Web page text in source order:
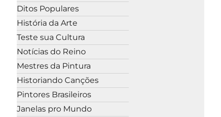
Ditos Populares
História da Arte
Teste sua Cultura
Notícias do Reino
Mestres da Pintura
Historiando Canções
Pintores Brasileiros
Janelas pro Mundo